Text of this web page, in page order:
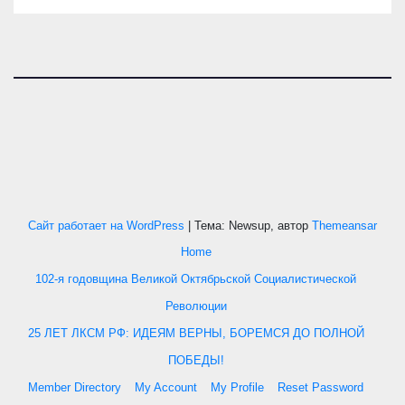
Сайт работает на WordPress | Тема: Newsup, автор Themeansar
Home
102-я годовщина Великой Октябрьской Социалистической
Революции
25 ЛЕТ ЛКСМ РФ: ИДЕЯМ ВЕРНЫ, БОРЕМСЯ ДО ПОЛНОЙ
ПОБЕДЫ!
Member Directory
My Account My Profile Reset Password